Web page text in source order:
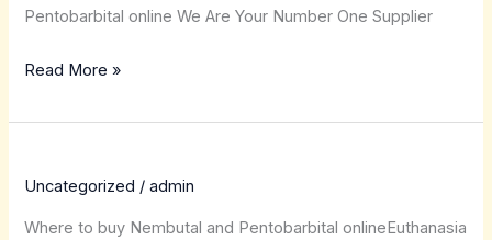
Pentobarbital online We Are Your Number One Supplier
Read More »
Uncategorized /admin
Where to buy Nembutal and Pentobarbital onlineEuthanasia